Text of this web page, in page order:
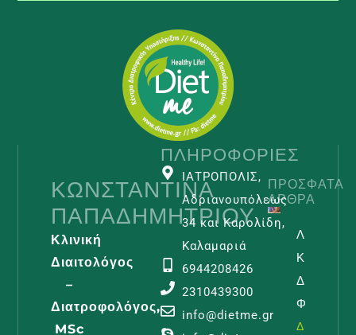
ΚΩΝΣΤΑΝΤΊΝΑ
ΠΑΠΑΔΗΜΗΤΡΊΟΥ
Κλινική
Διαιτολόγος
–
Διατροφολόγος,
MSc
ΠΛΗΡΟΦΟΡΊΕΣ
ΙΑΤΡΟΠΟΛΙΣ,
Αδριανουπόλεως
34 και Καρολίδη,
Καλαμαριά
6944208426
2310439300
info@dietme.gr
ΠΡΌΣΦΑΤΑ
ΆΡΘΡΑ
Και
Φροντίδα
Διαβάστε